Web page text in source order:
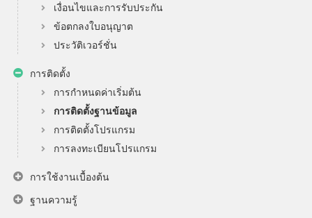
เงื่อนไขและการรับประกัน
ข้อตกลงใบอนุญาต
ประวัติเวอร์ชั่น
การติดตั้ง
การกำหนดค่าเริ่มต้น
การติดตั้งฐานข้อมูล
การติดตั้งโปรแกรม
การลงทะเบียนโปรแกรม
การใช้งานเบื้องต้น
ฐานความรู้